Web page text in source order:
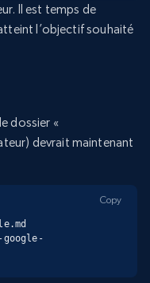
Il est temps de
atteint l’objectif souhaité
dossier «
devrait maintenant
Copy